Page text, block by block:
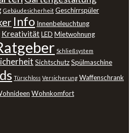
Gebäudesicherheit Geschirrspüler
Info Innenbeleuchtung
KreativitätLED Mietwohnung
Schließsystem
SichtschutzSpülmaschine
Türschloss Versicherung Waffenschrank
Wohnkomfort